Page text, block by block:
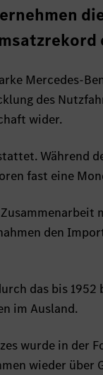
Mercedes-
des
wider.
Während
fast eine
den
das bis 1952
im Ausland.
wurde in der
wieder über